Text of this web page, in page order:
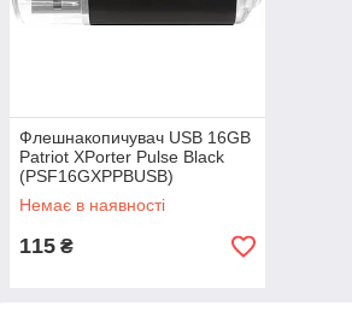
Флешнакопичувач USB 16GB
Patriot XPorter Pulse Black
(PSF16GXPPBUSB)
Немає в наявності
115 ₴